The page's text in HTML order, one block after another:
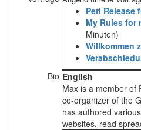
‎Perl Release
‎My Rules for
Minuten)
‎Willkommen
Bio English
Max is a member of
co-organizer of the
has authored
websites, read